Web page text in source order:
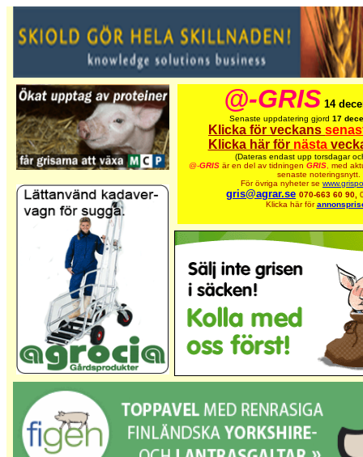
@-GRIS 14
Senaste uppdatering gjord 17
Klicka för veckans
Klicka här för nästa
(Dateras endast upp torsdagar
@-GRIS är en del av tidningen GRIS, med
senaste noteringsnytt.
För övriga nyheter se
gris@agrar.se 070-663 60 90,
Klicka här för